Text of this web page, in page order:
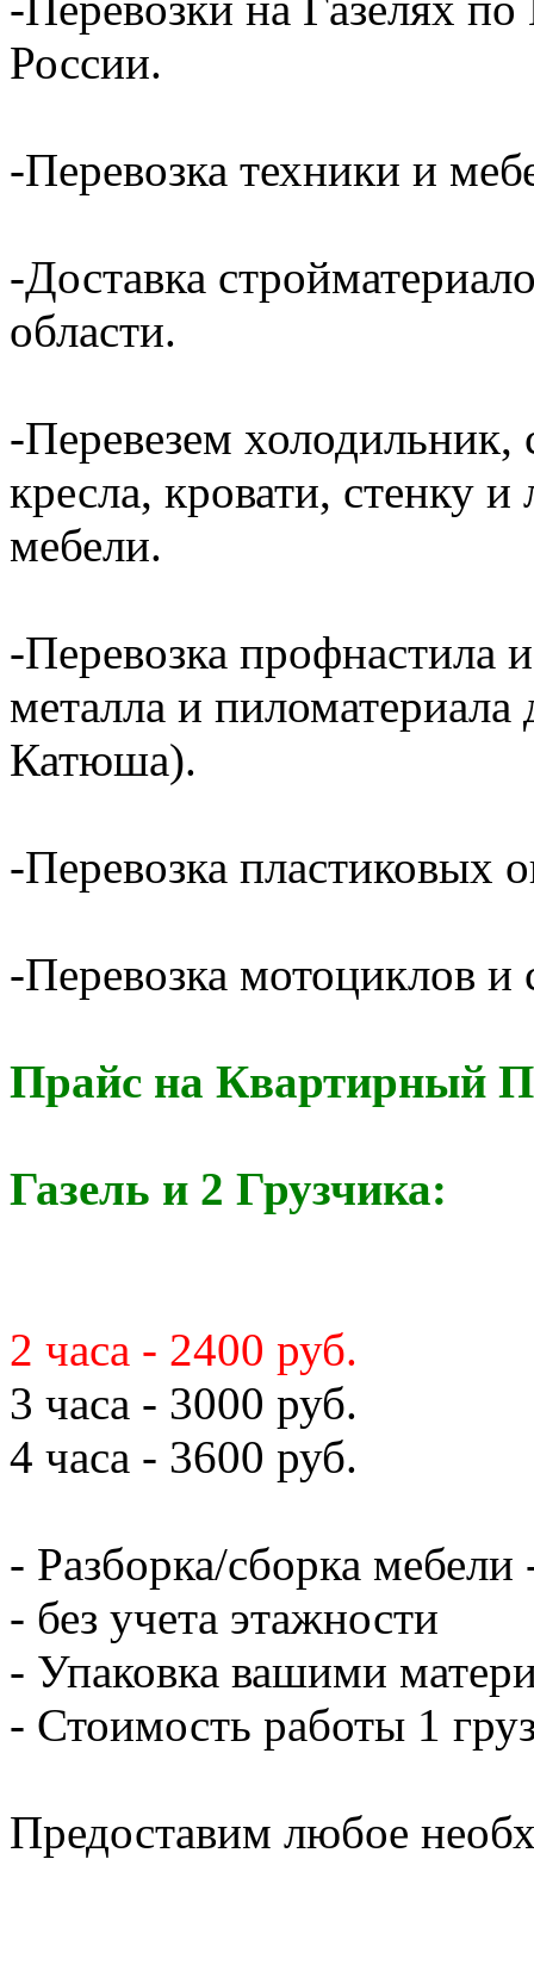
России.
-Перевозка техники и
-Доставка
области.
-Перевезем
кресла, кровати, стенку
мебели.
-Перевозка профнастила
металла и
Катюша).
-Перевозка пластиковых
-Перевозка мотоциклов и
Прайс на Квартирный
Газель и 2 Грузчика:
2 часа - 2400 руб.
3 часа - 3000 руб.
4 часа - 3600 руб.
- Разборка/сборка мебели
- без учета этажности
- Упаковка вашими
- Стоимость работы 1
Предоставим любое